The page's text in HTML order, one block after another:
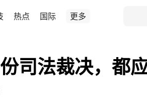
热点 国际 更多
司法裁决，都